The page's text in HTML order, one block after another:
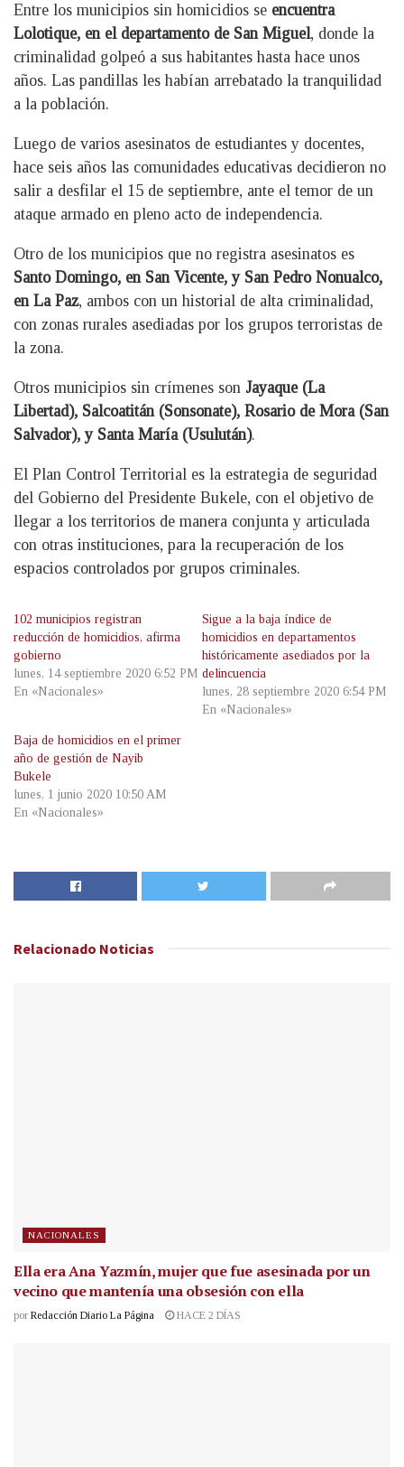
Entre los municipios sin homicidios se encuentra
Lolotique, en el departamento de San Miguel, donde la
criminalidad golpeó a sus habitantes hasta hace unos
años. Las pandillas les habían arrebatado la tranquilidad
a la población.
Luego de varios asesinatos de estudiantes y docentes,
hace seis años las comunidades educativas decidieron no
salir a desfilar el 15 de septiembre, ante el temor de un
ataque armado en pleno acto de independencia.
Otro de los municipios que no registra asesinatos es
Santo Domingo, en San Vicente, y San Pedro Nonualco,
en La Paz, ambos con un historial de alta criminalidad,
con zonas rurales asediadas por los grupos terroristas de
la zona.
Otros municipios sin crímenes son Jayaque (La
Libertad), Salcoatitán (Sonsonate), Rosario de Mora (San
Salvador), y Santa María (Usulután).
El Plan Control Territorial es la estrategia de seguridad
del Gobierno del Presidente Bukele, con el objetivo de
llegar a los territorios de manera conjunta y articulada
con otras instituciones, para la recuperación de los
espacios controlados por grupos criminales.
102 municipios registran
reducción de homicidios, afirma
gobierno
lunes, 14 septiembre 2020 6:52 PM
En «Nacionales»
Sigue a la baja índice de
homicidios en departamentos
históricamente asediados por la
delincuencia
lunes, 28 septiembre 2020 6:54 PM
En «Nacionales»
Baja de homicidios en el primer
año de gestión de Nayib
Bukele
lunes, 1 junio 2020 10:50 AM
En «Nacionales»
Relacionado Noticias
NACIONALES
Ella era Ana Yazmín, mujer que fue asesinada por un
vecino que mantenía una obsesión con ella
por Redacción Diario La Página HACE 2 DÍAS